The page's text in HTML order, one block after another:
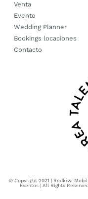
Venta
Evento
Wedding Planner
Bookings locaciones
Contacto
© Copyright 2021 | Redkiwi
Eventos | All Rights